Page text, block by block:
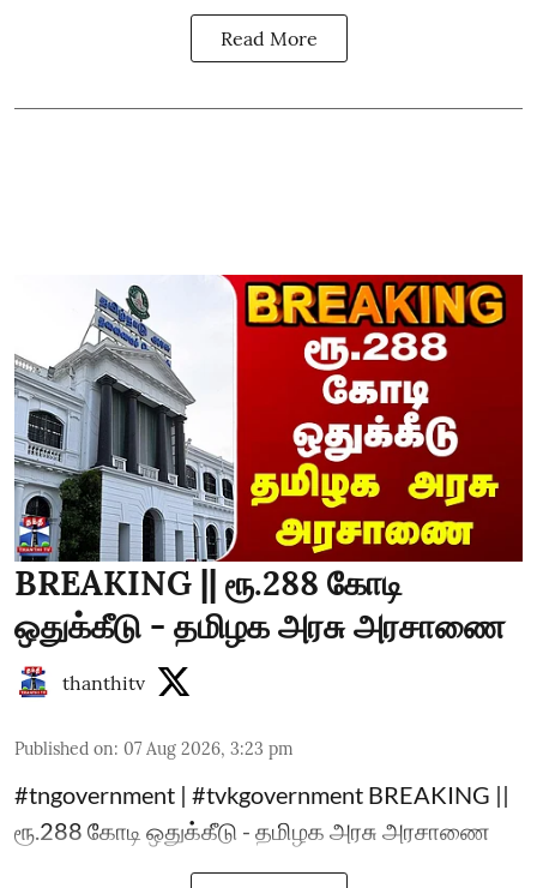
Read More
BREAKING || ரூ.288 கோடி
ஒதுக்கீடு - தமிழக அரசு அரசாணை
thanthitv
Published on: 07 Aug 2026, 3:23 pm
#tngovernment | #tvkgovernment BREAKING ||
ரூ.288 கோடி ஒதுக்கீடு - தமிழக அரசு அரசாணை